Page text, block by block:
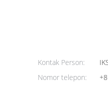
Kontak Person:
Nomor telepon: